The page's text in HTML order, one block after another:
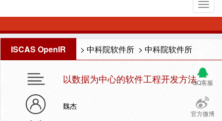
ISCAS OpenIR > 中科院软件所 > 中科院软件所
QQ客服
官方微博
以数据为中心的软件工程开发方法
魏杰